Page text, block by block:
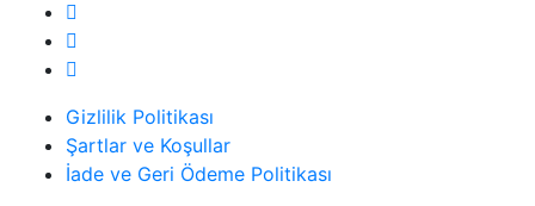
Gizlilik Politikası
Şartlar ve Koşullar
İade ve Geri Ödeme Politikası